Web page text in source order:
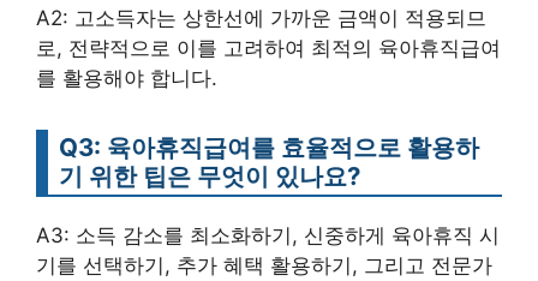
A2: 고소득자는 상한선에 가까운 금액이 적용되므
로, 전략적으로 이를 고려하여 최적의 육아휴직급여
를 활용해야 합니다.
Q3: 육아휴직급여를 효율적으로 활용하
기 위한 팁은 무엇이 있나요?
A3: 소득 감소를 최소화하기, 신중하게 육아휴직 시
기를 선택하기, 추가 혜택 활용하기, 그리고 전문가